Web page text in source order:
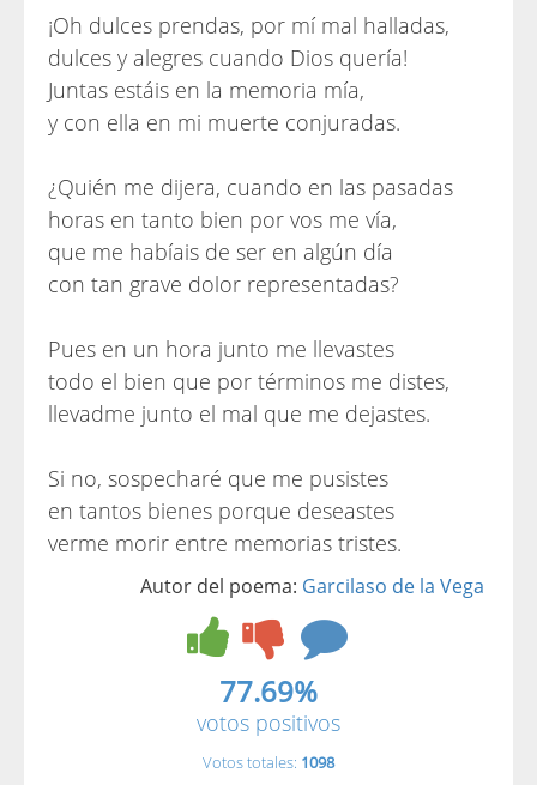
¡Oh dulces prendas, por mí mal halladas,
dulces y alegres cuando Dios quería!
Juntas estáis en la memoria mía,
y con ella en mi muerte conjuradas.
¿Quién me dijera, cuando en las pasadas
horas en tanto bien por vos me vía,
que me habíais de ser en algún día
con tan grave dolor representadas?
Pues en un hora junto me llevastes
todo el bien que por términos me distes,
llevadme junto el mal que me dejastes.
Si no, sospecharé que me pusistes
en tantos bienes porque deseastes
verme morir entre memorias tristes.
Autor del poema: Garcilaso de la Vega
77.69%
votos positivos
Votos totales: 1098